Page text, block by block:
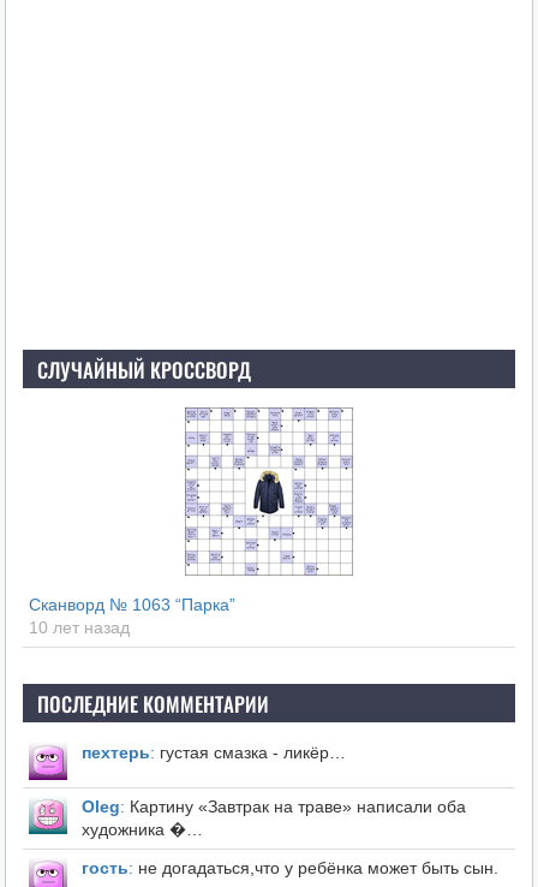
СЛУЧАЙНЫЙ КРОССВОРД
Сканворд № 1063 “Парка”
10 лет назад
ПОСЛЕДНИЕ КОММЕНТАРИИ
пехтерь: густая смазка - ликёр…
Оleg: Картину «Завтрак на траве» написали оба
художника �…
гость: не догадаться,что у ребёнка может быть сын.